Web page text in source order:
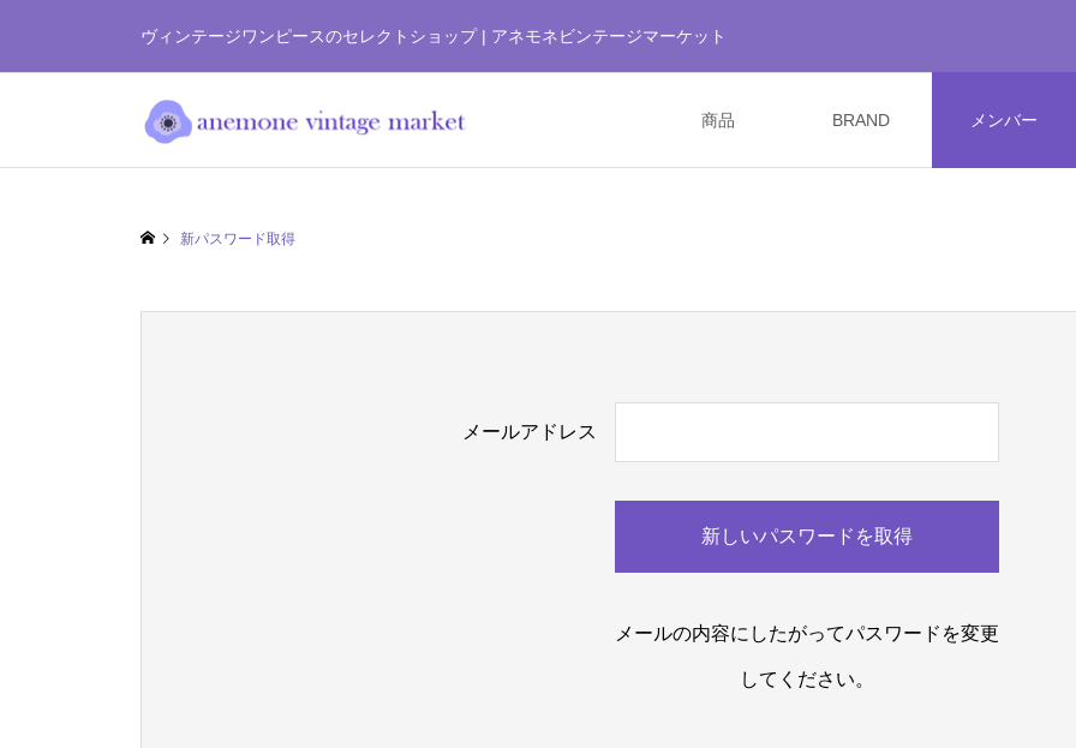
ヴィンテージワンピースのセレクトショップ | アネモネビンテージマーケット
商品 BRAND メンバー
新パスワード取得
メールアドレス
メールの内容にしたがってパスワードを変更
してください。